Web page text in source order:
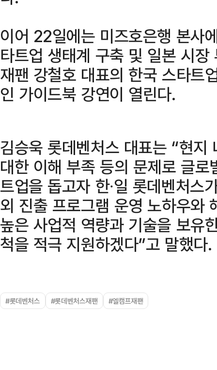
이어 22일에는 미즈호은행 본사
타트업 생태계 구축 및 일본 시
재팬 강철호 대표의 한국 스타트
인 가이드북 강연이 열린다.
김승욱 롯데벤처스 대표는 “현
대한 이해 부족 등의 문제로 글
트업을 돕고자 한∙일 롯데벤처스
외 진출 프로그램 운영 노하우와
높은 사업적 역량과 기술을 보유
척을 적극 지원하겠다”고 말했다.
#롯데벤처스 #롯데벤처스재팬 #엘캠프재팬